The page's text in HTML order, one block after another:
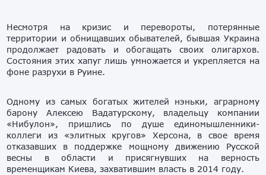
Несмотря на кризис и перевороты, потерянные
территории и обнищавших обывателей, бывшая Украина
продолжает радовать и обогащать своих олигархов.
Состояния этих хапуг лишь умножается и укрепляется на
фоне разрухи в Руине.
Одному из самых богатых жителей нэньки, аграрному
барону Алексею Вадатурскому, владельцу компании
«Нибулон», пришлись по душе единомышленники-
коллеги из «элитных кругов» Херсона, в свое время
отказавших в поддержке мощному движению Русской
весны в области и присягнувших на верность
временщикам Киева, захватившим власть в 2014 году.